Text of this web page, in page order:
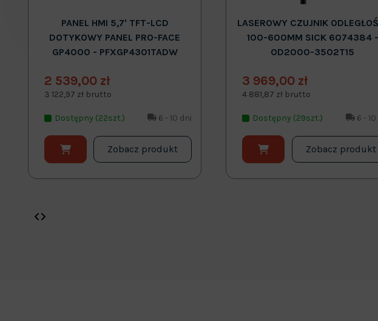
PANEL HMI 5,7' TFT-LCD
DOTYKOWY PANEL PRO-FACE
GP4000 - PFXGP4301TADW
2 539,00 zł
3 122,97 zł brutto
Dostępny (22szt.) 6 - 10 dni
Zobacz produkt
LASEROWY CZUJNIK
100-600MM SICK 6074384 -
OD2000-3502T15
3 969,00 zł
4 881,87 zł brutto
Dostępny (29szt.) 6 -
Zobacz produkt